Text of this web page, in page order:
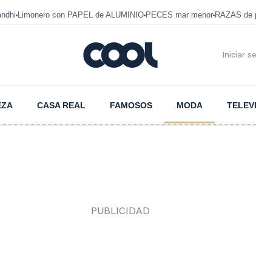
Limonero con PAPEL de ALUMINIO PECES mar menor RAZAS de
Iniciar
CASA REAL FAMOSOS MODA